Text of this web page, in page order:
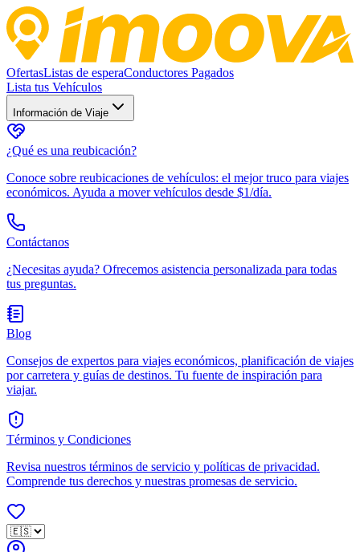
OfertasListas de esperaConductores Pagados
Lista tus Vehículos
Información de Viaje
¿Qué es una reubicación?
Conoce sobre reubicaciones de vehículos: el mejor truco para viajes
económicos. Ayuda a mover vehículos desde $1/día.
Contáctanos
¿Necesitas ayuda? Ofrecemos asistencia personalizada para todas
tus preguntas.
Blog
Consejos de expertos para viajes económicos, planificación de viajes
por carretera y guías de destinos. Tu fuente de inspiración para
viajar.
Términos y Condiciones
Revisa nuestros términos de servicio y políticas de privacidad.
Comprende tus derechos y nuestras promesas de servicio.